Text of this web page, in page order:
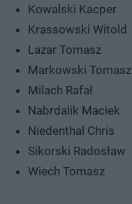
Kowalski Kacper
Krassowski Witold
Lazar Tomasz
Markowski Tomasz
Milach Rafał
Nabrdalik Maciek
Niedenthal Chris
Sikorski Radosław
Wiech Tomasz